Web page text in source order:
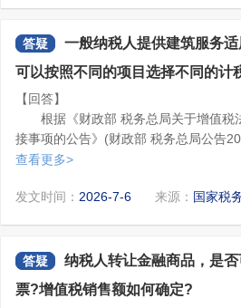
一、申报表更正
您办理纳税申报后，发现申报表存在
局进行修改更正或作废。申报更正或作
作废，不允许差额更正或补充申报。
(一)操作路径
1.在电子税务局依次点击【我要办税
【申报更正与作废】;
2.通过电子税务局首页搜索栏输入关
作废”进入办税功能;
3.在征期内，【我的待办】下方就会
(二)具体操作
1.进入界面后，您可选择申报日期范
件。如果需要根据申报表名称进行查询
的选择，点击【查询】，对已完成申报
……
(三)纳税人发生以下应税交易，可以
按照规定征收率计算缴纳增值税。
1.自2026年1月1日起，一般纳税人销
税法第二十二条规定不得抵扣且未抵扣
简易计税方法依照3%征收率减按2%计
固定资产，是指使用期限超过12个月
2.问：一般纳税人销售自己使用过的
惠政策衔接事项的公告》(财政部 税务
定：“三、适用简易计税方法的项目
……
答疑
一般纳税人提供建筑服务
可以按照不同的项目选择不同的计
【回答】
根据《财政部 税务总局关于增值税
接事项的公告》(财政部 税务总局公告
用简易计税方法的项目
(四)有关规定。
上述情形外，一般纳税人应当就同一简
交易一并选择适用简易计税方法。”
因此，一般纳税人提供建筑服务可适
按照不同的工程建设项目分别选择适用
查看更多>
发文时间： 2026-7-6 来源： 国家税
答疑
纳税人转让金融商品，是
票?增值税销售额如何确定?